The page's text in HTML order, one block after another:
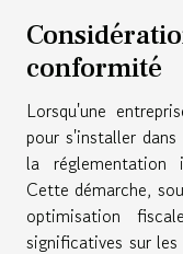
conformité
Lorsqu'une
pour s'installer
la réglementation
Cette démarche,
optimisation
significatives sur